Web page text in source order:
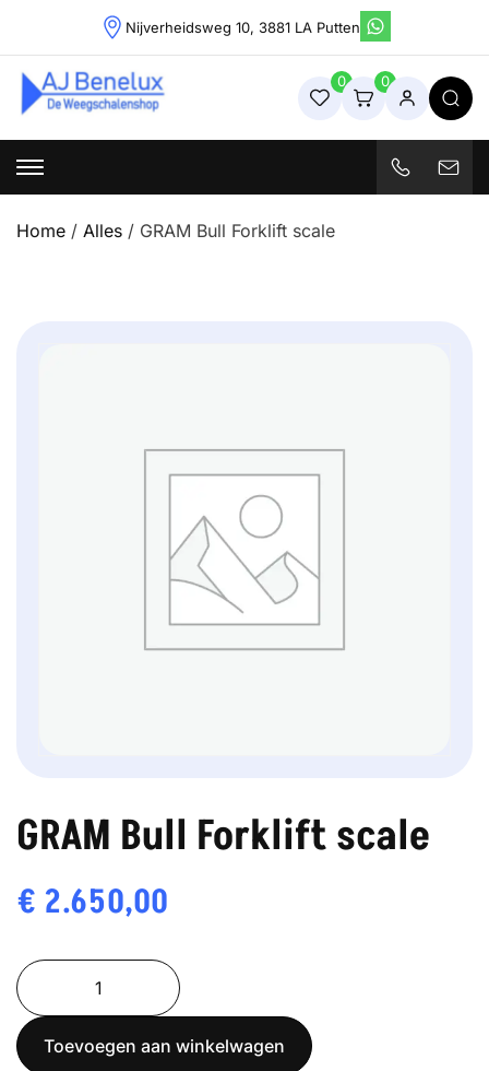
content
Nijverheidsweg 10, 3881 LA Putten
Weegschalenshop | Precisieweegschalen & Industriële
Weegoplossingen
0 0
Home / Alles / GRAM Bull Forklift scale
GRAM Bull Forklift scale
€ 2.650,00
GRAM
Bull
Forklift
scale
Toevoegen aan winkelwagen